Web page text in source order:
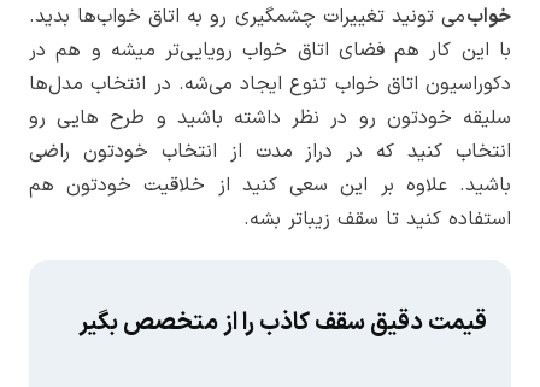
خوابمی تونید تغییرات چشمگیری رو به اتاق خواب‌ها بدید.
با این کار هم فضای اتاق خواب رویایی‌تر میشه و هم در
دکوراسیون اتاق خواب تنوع ایجاد می‌شه. در انتخاب مدل‌ها
سلیقه خودتون رو در نظر داشته باشید و طرح هایی رو
انتخاب کنید که در دراز مدت از انتخاب خودتون راضی
باشید. علاوه بر این سعی کنید از خلاقیت خودتون هم
استفاده کنید تا سقف زیباتر بشه.
قیمت دقیق سقف کاذب را از متخصص بگیر